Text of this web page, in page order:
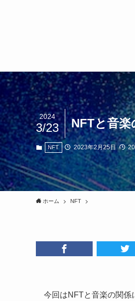
NFTと音
2024
3/23
NFT 2023年2月25日
ホーム NFT
今回はNFTと音楽の関係